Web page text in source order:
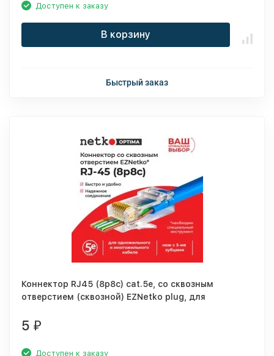
Доступен к заказу
В корзину
Быстрый заказ
Коннектор RJ45 (8p8c) cat.5е, со сквозным
отверстием (сквозной) EZNetko plug, для
мя зубцами), 100шт, NETKO Optima
5 ₽
Доступен к заказу